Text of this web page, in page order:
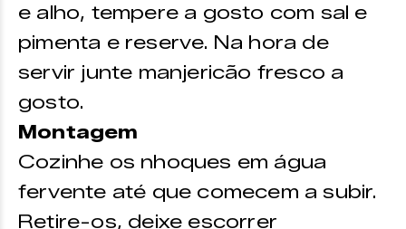
e alho, tempere a gosto com sal e
pimenta e reserve. Na hora de
servir junte manjericão fresco a
gosto.
Montagem
Cozinhe os nhoques em água
fervente até que comecem a subir.
Retire-os, deixe escorrer